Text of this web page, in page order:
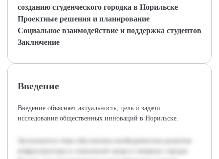
созданию студенческого городка в Норильске
Проектные решения и планирование
Социальное взаимодействие и поддержка студентов
Заключение
Введение
Введение объясняет актуальность, цель и задачи
исследования общественных инноваций в Норильске.